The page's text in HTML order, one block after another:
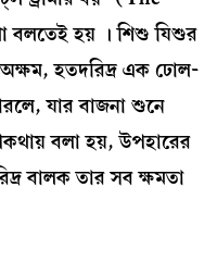
হয় । শিশু যিশুর
হতদরিদ্র এক ঢোল-
যার বাজনা শুনে
বলা হয়, উপহারের
বালক তার সব ক্ষমতা